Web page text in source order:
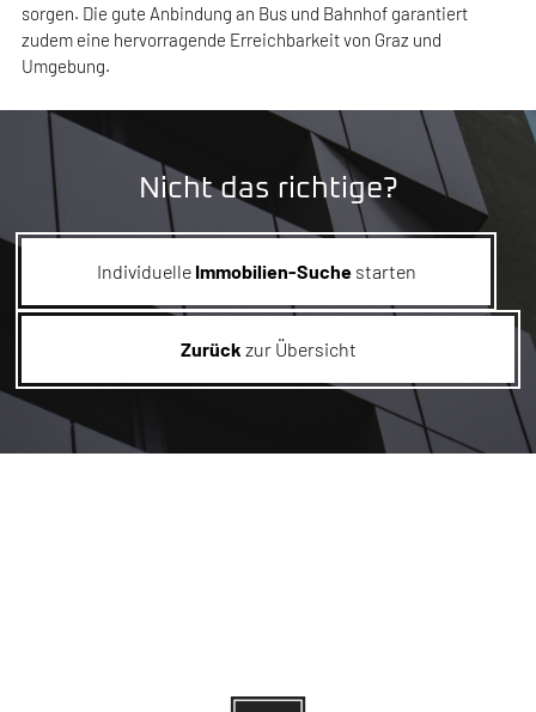
sorgen. Die gute Anbindung an Bus und Bahnhof garantiert
zudem eine hervorragende Erreichbarkeit von Graz und
Umgebung.
Nicht das richtige?
Individuelle Immobilien-Suchestarten
Zurück zur Übersicht